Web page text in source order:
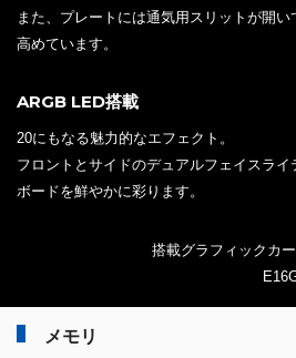
また、プレートには通気用スリットが開
高めています。
ARGB LED搭載
20にもなる魅力的なエフェクト。
フロントとサイドのデュアルフェイスライ
ボードを鮮やかに彩ります。
搭載グラフィックカ
メモリ